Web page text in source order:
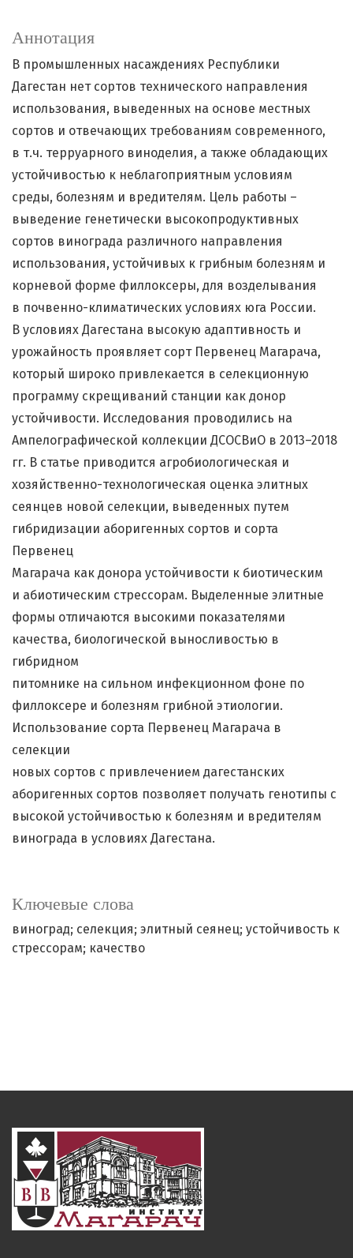
Ключевые слова
виноград; селекция; элитный сеянец; устойчивость к
стрессорам; качество
Аннотация
В промышленных насаждениях Республики
Дагестан нет сортов технического направления
использования, выведенных на основе местных
сортов и отвечающих требованиям современного,
в т.ч. терруарного виноделия, а также обладающих
устойчивостью к неблагоприятным условиям
среды, болезням и вредителям. Цель работы –
выведение генетически высокопродуктивных
сортов винограда различного направления
использования, устойчивых к грибным болезням и
корневой форме филлоксеры, для возделывания
в почвенно-климатических условиях юга России.
В условиях Дагестана высокую адаптивность и
урожайность проявляет сорт Первенец Магарача,
который широко привлекается в селекционную
программу скрещиваний станции как донор
устойчивости. Исследования проводились на
Ампелографической коллекции ДСОСВиО в 2013–2018
гг. В статье приводится агробиологическая и
хозяйственно-технологическая оценка элитных
сеянцев новой селекции, выведенных путем
гибридизации аборигенных сортов и сорта
Первенец
Магарача как донора устойчивости к биотическим
и абиотическим стрессорам. Выделенные элитные
формы отличаются высокими показателями
качества, биологической выносливостью в
гибридном
питомнике на сильном инфекционном фоне по
филлоксере и болезням грибной этиологии.
Использование сорта Первенец Магарача в
селекции
новых сортов с привлечением дагестанских
аборигенных сортов позволяет получать генотипы с
высокой устойчивостью к болезням и вредителям
винограда в условиях Дагестана.